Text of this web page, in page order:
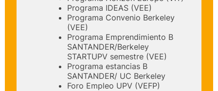
Programa IDEAS (VEE)
Programa Convenio Berkeley
(VEE)
Programa Emprendimiento B
SANTANDER/Berkeley
STARTUPV semestre (VEE)
Programa estancias B
SANTANDER/ UC Berkeley
Foro Empleo UPV (VEFP)